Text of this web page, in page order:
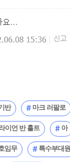
반 마크 러팔로
이언 반 홀트 아
임무 특수부대원